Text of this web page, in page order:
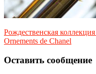
Рождественская
Ornements de Chanel
Оставить сообщение